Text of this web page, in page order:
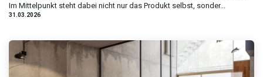
Im Mittelpunkt steht dabei nicht nur das Produkt selbst, sonder...
31.03.2026